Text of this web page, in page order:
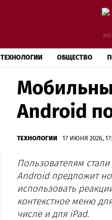
ТЕХНОЛОГИИ ОБЩЕСТВО
Android
ТЕХНОЛОГИИ 17 ИЮНЯ 2026,
Пользователям
Android предложит
использовать
контекстное меню
числе и для iPad.